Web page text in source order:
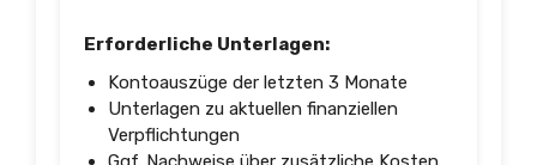
Erforderliche Unterlagen:
Kontoauszüge der letzten 3 Monate
Unterlagen zu aktuellen finanziellen
Verpflichtungen